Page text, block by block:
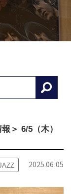
＞ 6/5（木）
2025.06.05